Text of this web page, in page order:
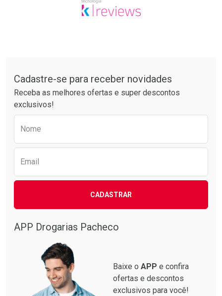
Cadastre-se para receber novidades
Receba as melhores ofertas e super descontos
exclusivos!
Nome
Email
CADASTRAR
APP Drogarias Pacheco
Baixe o APP e confira
ofertas e descontos
exclusivos para você!